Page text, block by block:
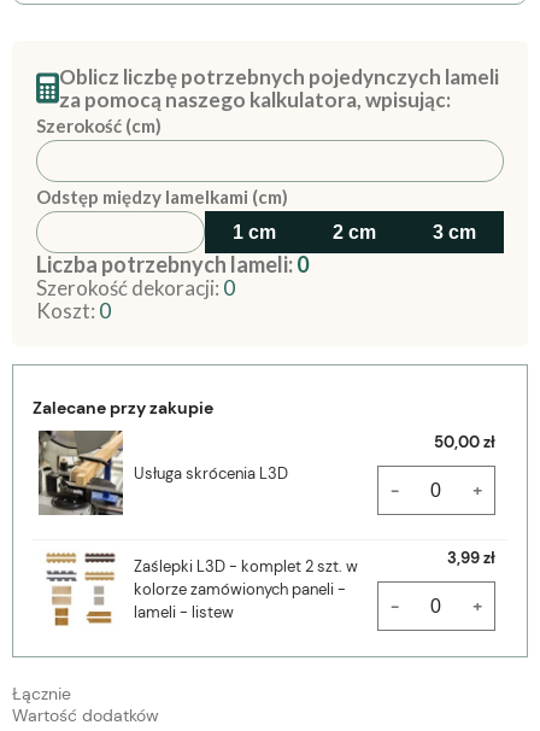
Oblicz liczbę potrzebnych pojedynczych lameli
za pomocą naszego kalkulatora, wpisując:
Szerokość (cm)
Odstęp między lamelkami (cm)
1 cm 2 cm 3 cm
Liczba potrzebnych lameli:0
Szerokość dekoracji: 0
Koszt: 0
Zalecane przy zakupie
Usługa skrócenia L3D
50,00 zł
- +
Zaślepki L3D - komplet 2 szt. w
kolorze zamówionych paneli -
lameli - listew
3,99 zł
- +
Łącznie
Wartość dodatków